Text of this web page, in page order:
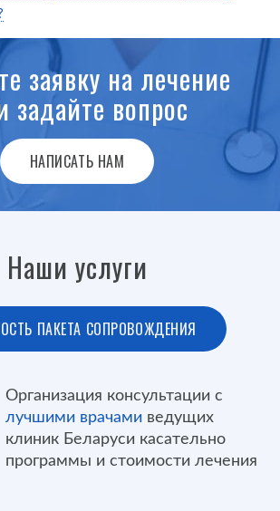
заявку на лечение
задайте вопрос
НАПИСАТЬ НАМ
Наши услуги
ПАКЕТА СОПРОВОЖДЕНИЯ
Организация консультации с
лучшими врачами ведущих
клиник Беларуси касательно
программы и стоимости лечения